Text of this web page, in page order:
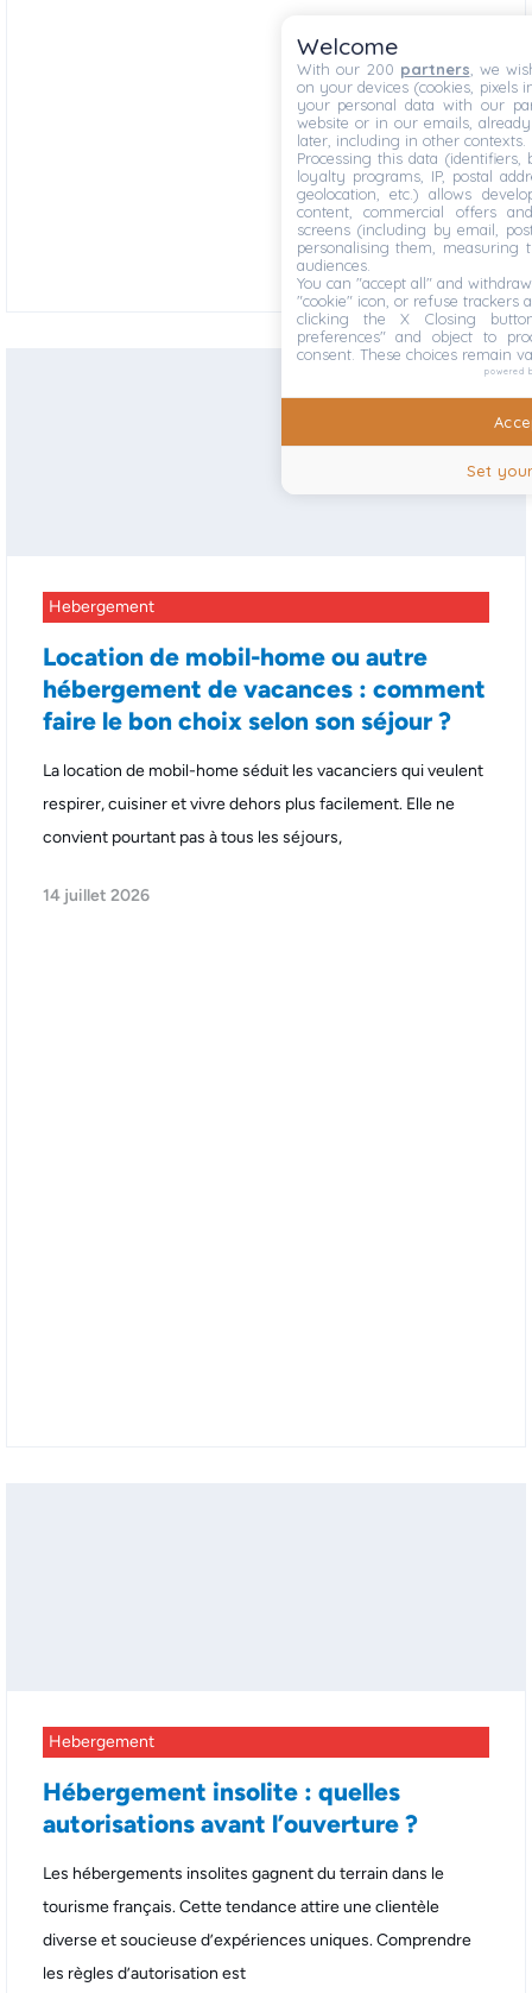
Hebergement
Location de mobil-home ou autre
hébergement de vacances : comment
faire le bon choix selon son séjour ?
La location de mobil-home séduit les vacanciers qui veulent
respirer, cuisiner et vivre dehors plus facilement. Elle ne
convient pourtant pas à tous les séjours,
14 juillet 2026
Hebergement
Hébergement insolite : quelles
autorisations avant l’ouverture ?
Les hébergements insolites gagnent du terrain dans le
tourisme français. Cette tendance attire une clientèle
diverse et soucieuse d’expériences uniques. Comprendre
les règles d’autorisation est
Welcome
With our 200 partners , we
on your devices (cookies, pixels
your personal data with our
website or in our emails,
later, including in other contexts.
Processing this data (identifiers,
loyalty programs, IP, postal
geolocation, etc.) allows
content, commercial offers
screens (including by email,
personalising them, measuring
audiences.
You can "accept all" and
"cookie" icon, or refuse trackers
clicking the X Closing
preferences" and object to
consent. These choices remain
powered
Set